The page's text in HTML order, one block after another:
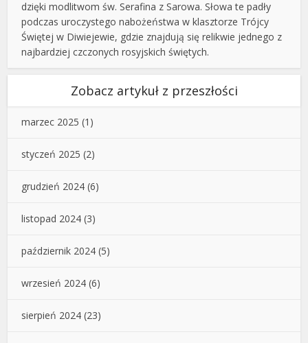
dzięki modlitwom św. Serafina z Sarowa. Słowa te padły
podczas uroczystego nabożeństwa w klasztorze Trójcy
Świętej w Diwiejewie, gdzie znajdują się relikwie jednego z
najbardziej czczonych rosyjskich świętych.
Zobacz artykuł z przeszłości
marzec 2025 (1)
styczeń 2025 (2)
grudzień 2024 (6)
listopad 2024 (3)
październik 2024 (5)
wrzesień 2024 (6)
sierpień 2024 (23)